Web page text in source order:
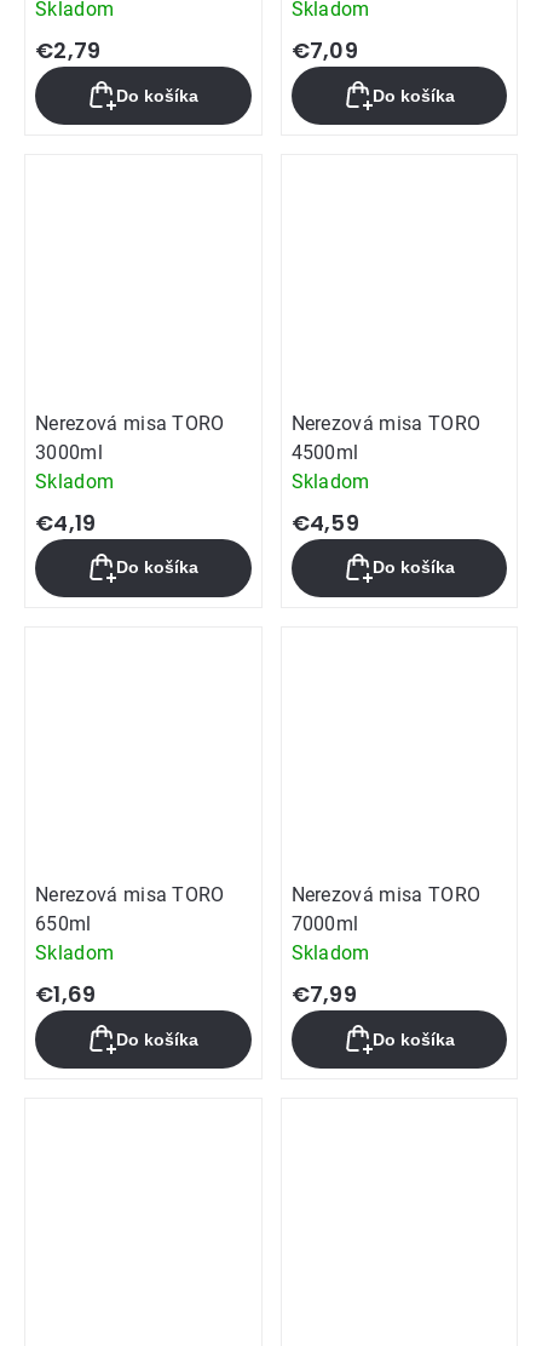
Skladom
€2,79
Do košíka
Skladom
€7,09
Do košíka
Nerezová misa TORO
3000ml
Skladom
€4,19
Do košíka
Nerezová misa TORO
4500ml
Skladom
€4,59
Do košíka
Nerezová misa TORO
650ml
Skladom
€1,69
Do košíka
Nerezová misa TORO
7000ml
Skladom
€7,99
Do košíka